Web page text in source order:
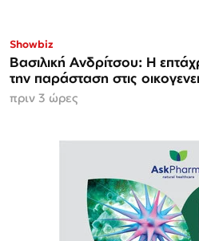
Showbiz
Βασιλική Ανδρίτσου: Η
την παράσταση στις
πριν 3 ώρες